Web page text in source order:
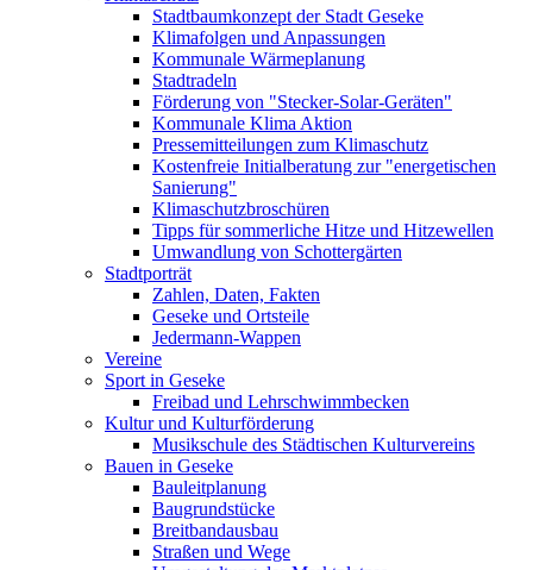
Stadtbaumkonzept der Stadt Geseke
Klimafolgen und Anpassungen
Kommunale Wärmeplanung
Stadtradeln
Förderung von "Stecker-Solar-Geräten"
Kommunale Klima Aktion
Pressemitteilungen zum Klimaschutz
Kostenfreie Initialberatung zur "energetischen
Sanierung"
Klimaschutzbroschüren
Tipps für sommerliche Hitze und Hitzewellen
Umwandlung von Schottergärten
Stadtporträt
Zahlen, Daten, Fakten
Geseke und Ortsteile
Jedermann-Wappen
Vereine
Sport in Geseke
Freibad und Lehrschwimmbecken
Kultur und Kulturförderung
Musikschule des Städtischen Kulturvereins
Bauen in Geseke
Bauleitplanung
Baugrundstücke
Breitbandausbau
Straßen und Wege